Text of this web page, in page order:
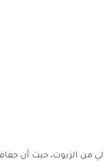
من الزيوت، حيث أن